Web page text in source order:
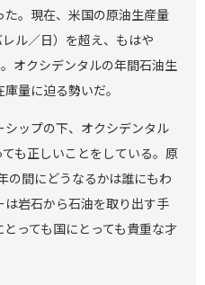
。現在、米国の原油生産量
ル／日）を超え、もはや
オクシデンタルの年間石油生
量に迫る勢いだ。
ップの下、オクシデンタル
も正しいことをしている。原
の間にどうなるかは誰にもわ
岩石から石油を取り出す手
っても国にとっても貴重な才